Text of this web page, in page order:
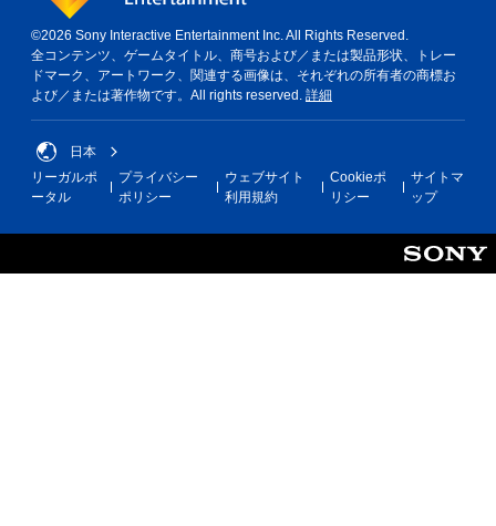
©2026 Sony Interactive Entertainment Inc. All Rights Reserved.
全コンテンツ、ゲームタイトル、商号および／または製品形状、トレー
ドマーク、アートワーク、関連する画像は、それぞれの所有者の商標お
よび／または著作物です。All rights reserved. 詳細
日本
リーガルポ
ータル
プライバシー
ポリシー
ウェブサイト
利用規約
Cookieポ
リシー
サイトマ
ップ